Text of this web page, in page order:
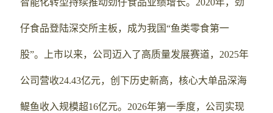
智能化转型持续推动劲仔食品业绩增长。2020年，劲
仔食品登陆深交所主板，成为我国“鱼类零食第一
股”。上市以来，公司迈入了高质量发展赛道，2025年
公司营收24.43亿元，创下历史新高，核心大单品深海
鳀鱼收入规模超16亿元。2026年第一季度，公司实现